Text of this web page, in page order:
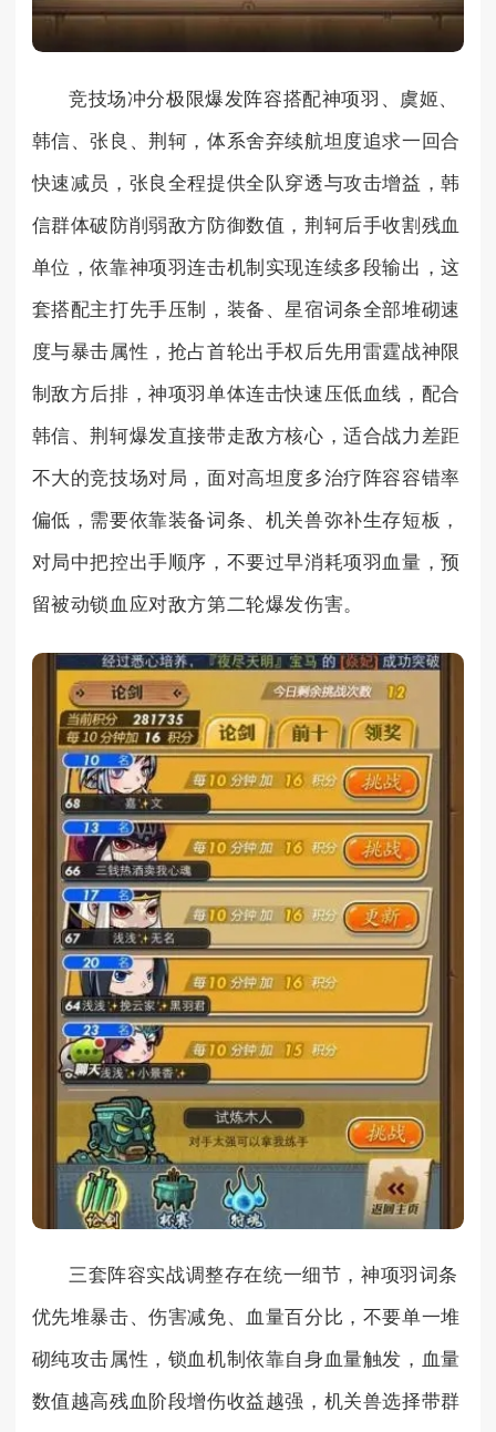
竞技场冲分极限爆发阵容搭配神项羽、虞姬、
韩信、张良、荆轲，体系舍弃续航坦度追求一回合
快速减员，张良全程提供全队穿透与攻击增益，韩
信群体破防削弱敌方防御数值，荆轲后手收割残血
单位，依靠神项羽连击机制实现连续多段输出，这
套搭配主打先手压制，装备、星宿词条全部堆砌速
度与暴击属性，抢占首轮出手权后先用雷霆战神限
制敌方后排，神项羽单体连击快速压低血线，配合
韩信、荆轲爆发直接带走敌方核心，适合战力差距
不大的竞技场对局，面对高坦度多治疗阵容容错率
偏低，需要依靠装备词条、机关兽弥补生存短板，
对局中把控出手顺序，不要过早消耗项羽血量，预
留被动锁血应对敌方第二轮爆发伤害。
三套阵容实战调整存在统一细节，神项羽词条
优先堆暴击、伤害减免、血量百分比，不要单一堆
砌纯攻击属性，锁血机制依靠自身血量触发，血量
数值越高残血阶段增伤收益越强，机关兽选择带群